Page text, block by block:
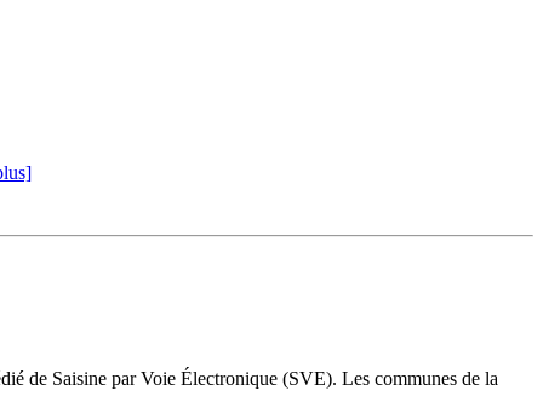
de Saisine par Voie Électronique (SVE). Les communes de la